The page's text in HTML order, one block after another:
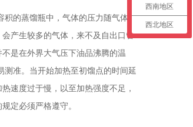
的蒸馏瓶中，气体的压力随气体物
产生较多的气体，来不及自出口管
是在外界大气压下油品沸腾的温
准。当开始加热至初馏点的时间延
速度过于慢，以至加热强度不足，
定必须严格遵守。
西南地区
西北地区